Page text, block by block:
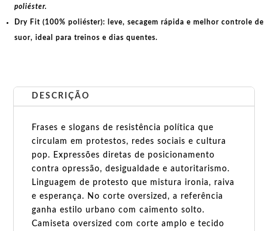
poliéster.
Dry Fit (100% poliéster): leve, secagem rápida e melhor controle de
suor, ideal para treinos e dias quentes.
DESCRIÇÃO
Frases e slogans de resistência política que
circulam em protestos, redes sociais e cultura
pop. Expressões diretas de posicionamento
contra opressão, desigualdade e autoritarismo.
Linguagem de protesto que mistura ironia, raiva
e esperança. No corte oversized, a referência
ganha estilo urbano com caimento solto.
Camiseta oversized com corte amplo e tecido